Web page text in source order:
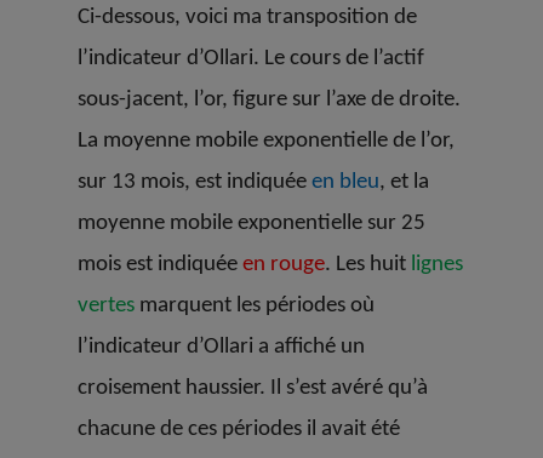
Ci-dessous, voici ma transposition de
l’indicateur d’Ollari. Le cours de l’actif
sous-jacent, l’or, figure sur l’axe de droite.
La moyenne mobile exponentielle de l’or,
sur 13 mois, est indiquée en bleu, et la
moyenne mobile exponentielle sur 25
mois est indiquée en rouge. Les huit lignes
vertes marquent les périodes où
l’indicateur d’Ollari a affiché un
croisement haussier. Il s’est avéré qu’à
chacune de ces périodes il avait été